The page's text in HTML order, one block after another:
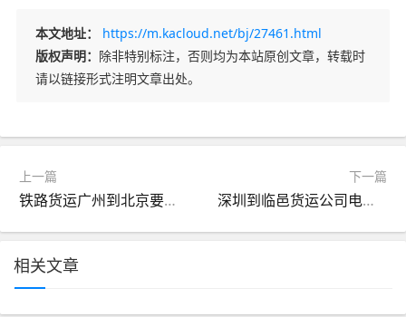
本文地址：
https://m.kacloud.net/bj/27461.html
版权声明： 除非特别标注，否则均为本站原创文章，转载时
请以链接形式注明文章出处。
上一篇
铁路货运广州到北京要多久（北京铁路货运到广州时间）
下一篇
深圳到临邑货运公司电话（深圳到临邑货运公司电话号码）
相关文章